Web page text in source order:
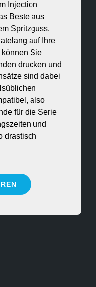
Injection
Beste aus
Spritzguss.
auf Ihre
können Sie
drucken und
sind dabei
also
für die Serie
und
drastisch